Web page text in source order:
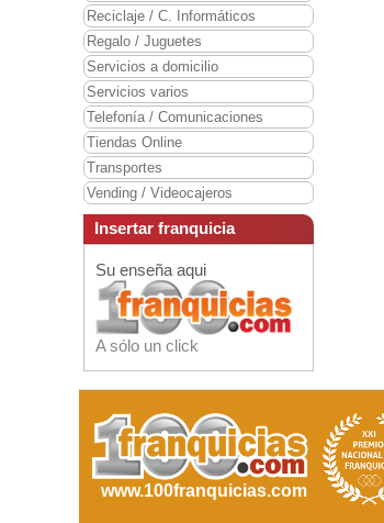
Reciclaje / C. Informáticos
Regalo / Juguetes
Servicios a domicilio
Servicios varios
Telefonía / Comunicaciones
Tiendas Online
Transportes
Vending / Videocajeros
Insertar franquicia
Su enseña aqui
A sólo un click
www.100franquicias.com